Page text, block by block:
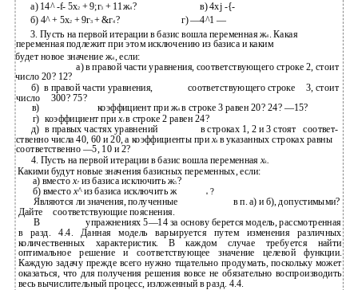
а) 14^ -f- 5х2 + 9;г3 + 11ж4? в) 4xj -{-
б) 4^ + 5х2 + 9г3 + &г4?
г) —4^1 —
3. Пусть на первой итерации в базис вошла переменная ж4
. Какая
переменная подлежит при этом исключению из базиса и каким
будет новое значение ж4, если:
а) в правой части уравнения, соответствующего строке 2, стоит
число 20? 12?
б) в правой части уравнения, соответствующего строке
3, стоит
число
300? 75?
в)
коэффициент при ж4в строке 3 равен 20? 24? —15?
г) коэффициент приxtв строке 2 равен 24?
д) в правых частях уравнений в строках 1, 2 и 3 стоят
соответ-
ственно числа 40, 60 и 20, а коэффициенты при xk в указанных строках равны
соответственно —5, 10 и 2?
4. Пусть на первой итерации в базис вошла переменная xk.
Какими будут новые значения базисных переменных, если:
а) вместо х7 из базиса исключить ж5?
б) вместо x^из базиса исключить ж в ?
Являются ли значения, полученные в п. а) и б), допустимыми?
Дайте соответствующие пояснения.
В
упражнениях 5—14 за основу берется модель, рассмотренная
в разд. 4.4. Данная модель варьируется путем изменения различных
количественных характеристик. В каждом случае требуется найти
оптимальное решение и соответствующее значение целевой функции.
Каждую задачу прежде всего нужно тщательно продумать, поскольку может
оказаться, что для получения решения вовсе не обязательно воспроизводить
весь вычислительный процесс, изложенный в разд. 4.4.